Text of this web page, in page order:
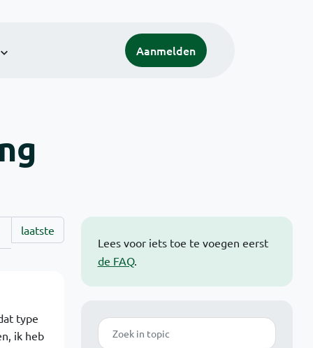
Aanmelden
Lees voor iets toe te voegen eerst
de FAQ.
Zoek
laatste
type
ik heb